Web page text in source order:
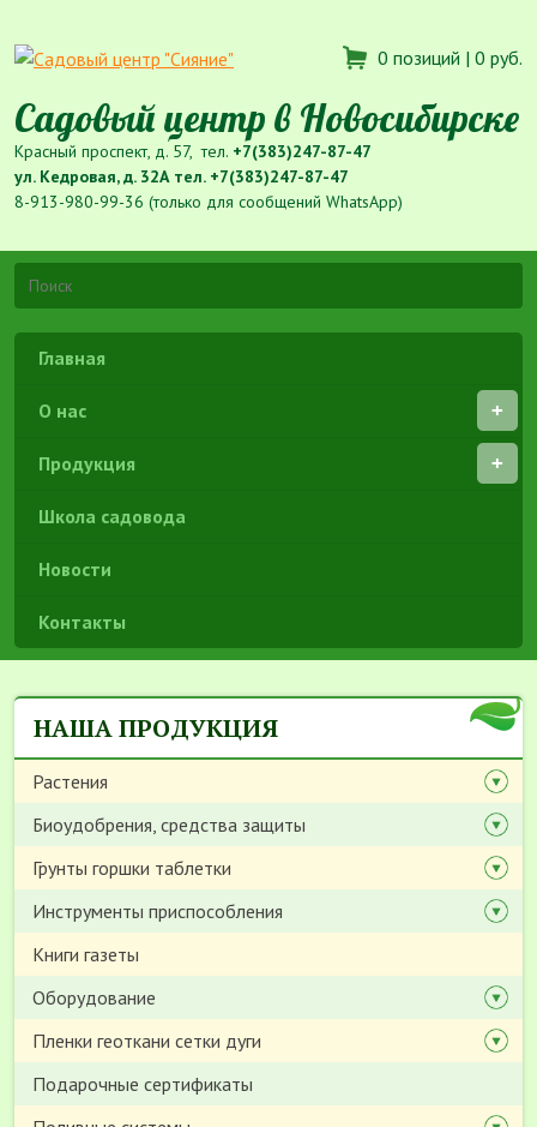
0 позиций | 0 руб.
Садовый центр в Новосибирске
Красный проспект, д. 57, тел. +7(383)247-87-47
ул. Кедровая, д. 32А тел. +7(383)247-87-47
8-913-980-99-36 (только для сообщений WhatsApp)
Главная
О нас
Продукция
Школа садовода
Новости
Контакты
НАША ПРОДУКЦИЯ
Растения
Биоудобрения, средства защиты
Грунты горшки таблетки
Инструменты приспособления
Книги газеты
Оборудование
Пленки геоткани сетки дуги
Подарочные сертификаты